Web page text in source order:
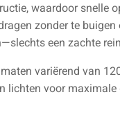
waardoor snelle
zonder te
een zachte
variërend van
lichten voor